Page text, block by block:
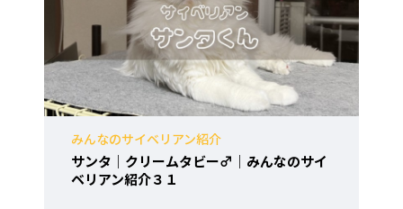
みんなのサイベリアン紹介
サンタ｜クリームタビー♂｜みんなのサイ
ベリアン紹介３１